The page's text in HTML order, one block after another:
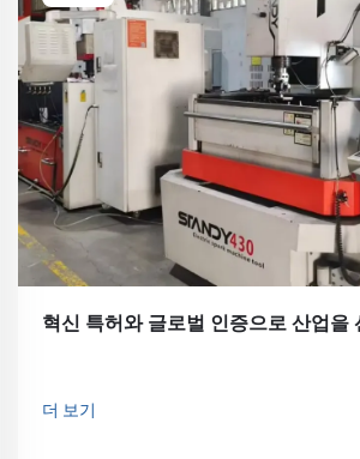
혁신 특허와 글로벌 인증으로 산업을
더 보기